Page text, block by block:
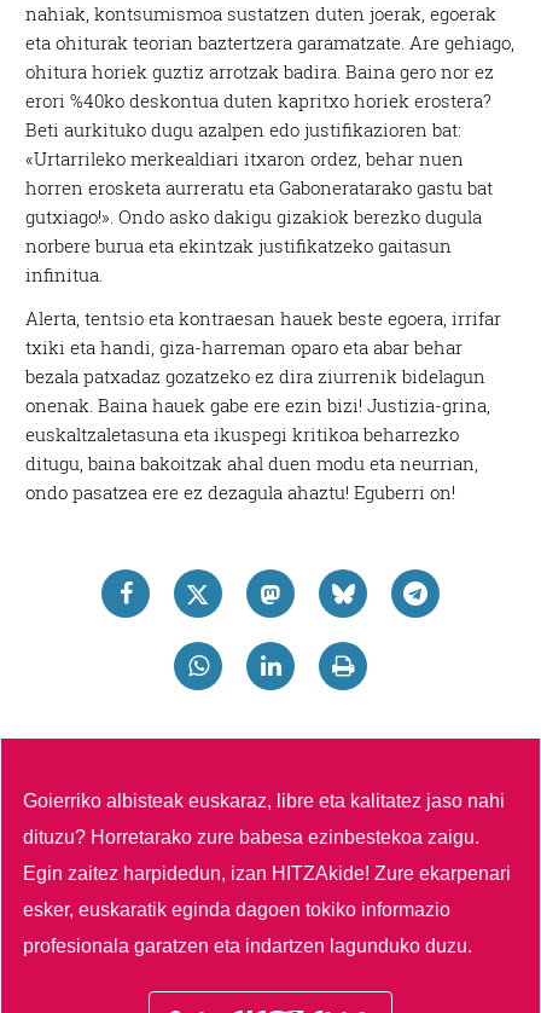
nahiak, kontsumismoa sustatzen duten joerak, egoerak
eta ohiturak teorian baztertzera garamatzate. Are gehiago,
ohitura horiek guztiz arrotzak badira. Baina gero nor ez
erori %40ko deskontua duten kapritxo horiek erostera?
Beti aurkituko dugu azalpen edo justifikazioren bat:
«Urtarrileko merkealdiari itxaron ordez, behar nuen
horren erosketa aurreratu eta Gaboneratarako gastu bat
gutxiago!». Ondo asko dakigu gizakiok berezko dugula
norbere burua eta ekintzak justifikatzeko gaitasun
infinitua.
Alerta, tentsio eta kontraesan hauek beste egoera, irrifar
txiki eta handi, giza-harreman oparo eta abar behar
bezala patxadaz gozatzeko ez dira ziurrenik bidelagun
onenak. Baina hauek gabe ere ezin bizi! Justizia-grina,
euskaltzaletasuna eta ikuspegi kritikoa beharrezko
ditugu, baina bakoitzak ahal duen modu eta neurrian,
ondo pasatzea ere ez dezagula ahaztu! Eguberri on!
Goierriko albisteak euskaraz, libre eta kalitatez jaso nahi
dituzu? Horretarako zure babesa ezinbestekoa zaigu.
Egin zaitez harpidedun, izan HITZAkide!Zure ekarpenari
esker, euskaratik eginda dagoen tokiko informazio
profesionala garatzen eta indartzen lagunduko duzu.